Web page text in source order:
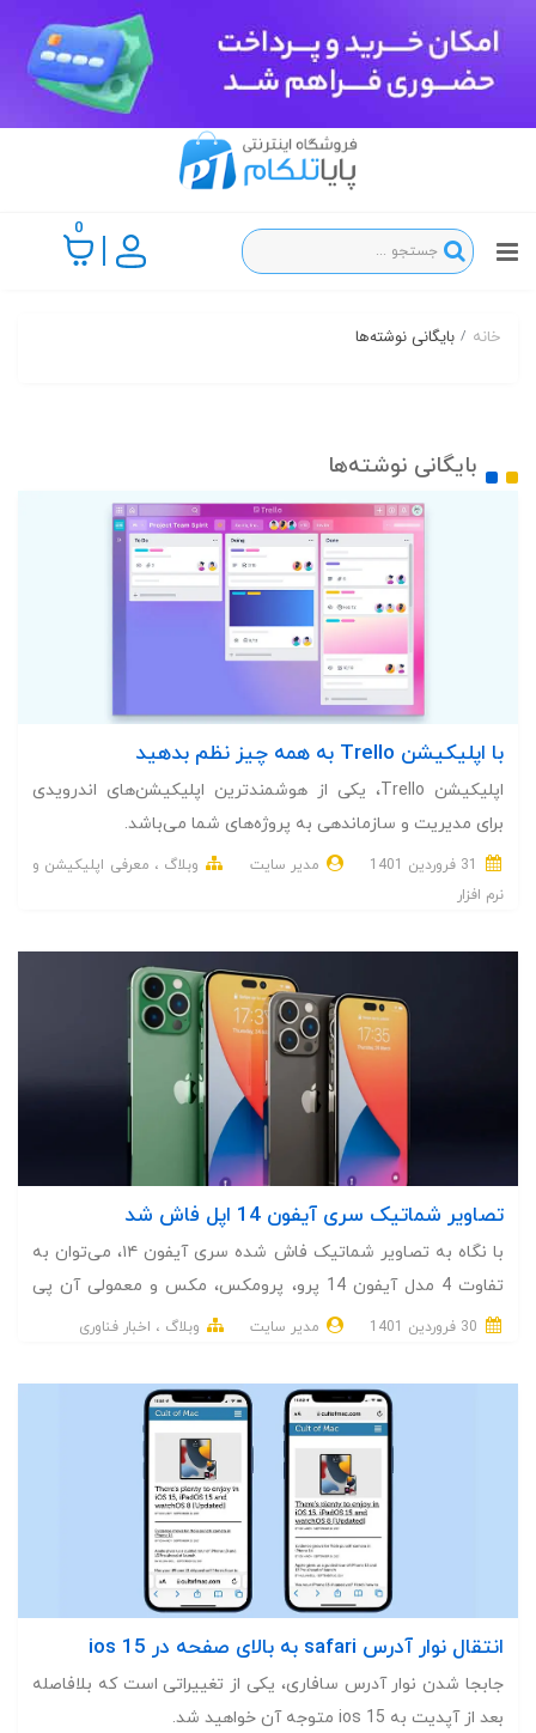
0
خانه بایگانی نوشته‌ها
بایگانی نوشته‌ها
با اپلیکیشن Trello به همه چیز نظم بدهید
اپلیکیشن Trello، یکی از هوشمندترین اپلیکیشن‌های اندرویدی
برای مدیریت و سازماندهی به پروژه‌های شما می‌باشد.
مدیر سایت وبلاگ
معرفی اپلیکیشن و
نرم افزار
تصاویر شماتیک سری آیفون 14 اپل فاش شد
با نگاه به تصاویر شماتیک فاش شده سری آیفون ۱۴، می‌توان به
تفاوت 4 مدل آیفون 14 پرو، پرومکس، مکس و معمولی آن پی
برد.
مدیر سایت وبلاگ اخبار فناوری
انتقال نوار آدرس safari به بالای صفحه در ios 15
جابجا شدن نوار آدرس سافاری، یکی از تغییراتی است که بلافاصله
بعد از آپدیت به ios 15 متوجه آن خواهید شد.